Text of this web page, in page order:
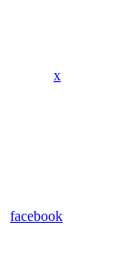
x
facebook